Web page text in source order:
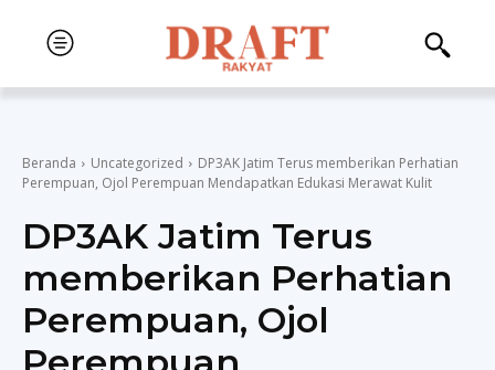
Beranda Uncategorized
DP3AK Jatim Terus memberikan Perhatian
Perempuan, Ojol Perempuan Mendapatkan Edukasi Merawat Kulit
DP3AK Jatim Terus
memberikan Perhatian
Perempuan, Ojol